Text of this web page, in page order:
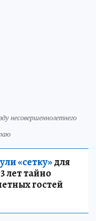
несовершеннолетнего
«сетку»для
лет тайно
гостей